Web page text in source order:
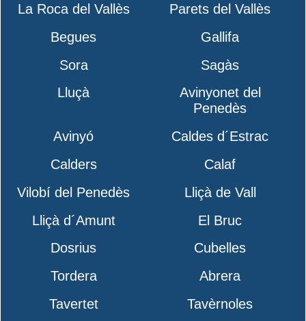
La Roca del Vallès
Parets del Vallès
Begues
Gallifa
Sora
Sagàs
Lluçà
Avinyonet del
Penedès
Avinyó
Caldes d´Estrac
Calders
Calaf
Vilobí del Penedès
Lliçà de Vall
Lliçà d´Amunt
El Bruc
Dosrius
Cubelles
Tordera
Abrera
Tavertet
Tavèrnoles